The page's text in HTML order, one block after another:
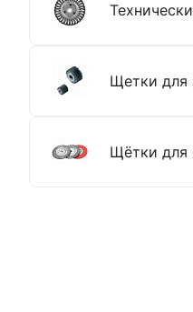
Щетки для
Щётки для